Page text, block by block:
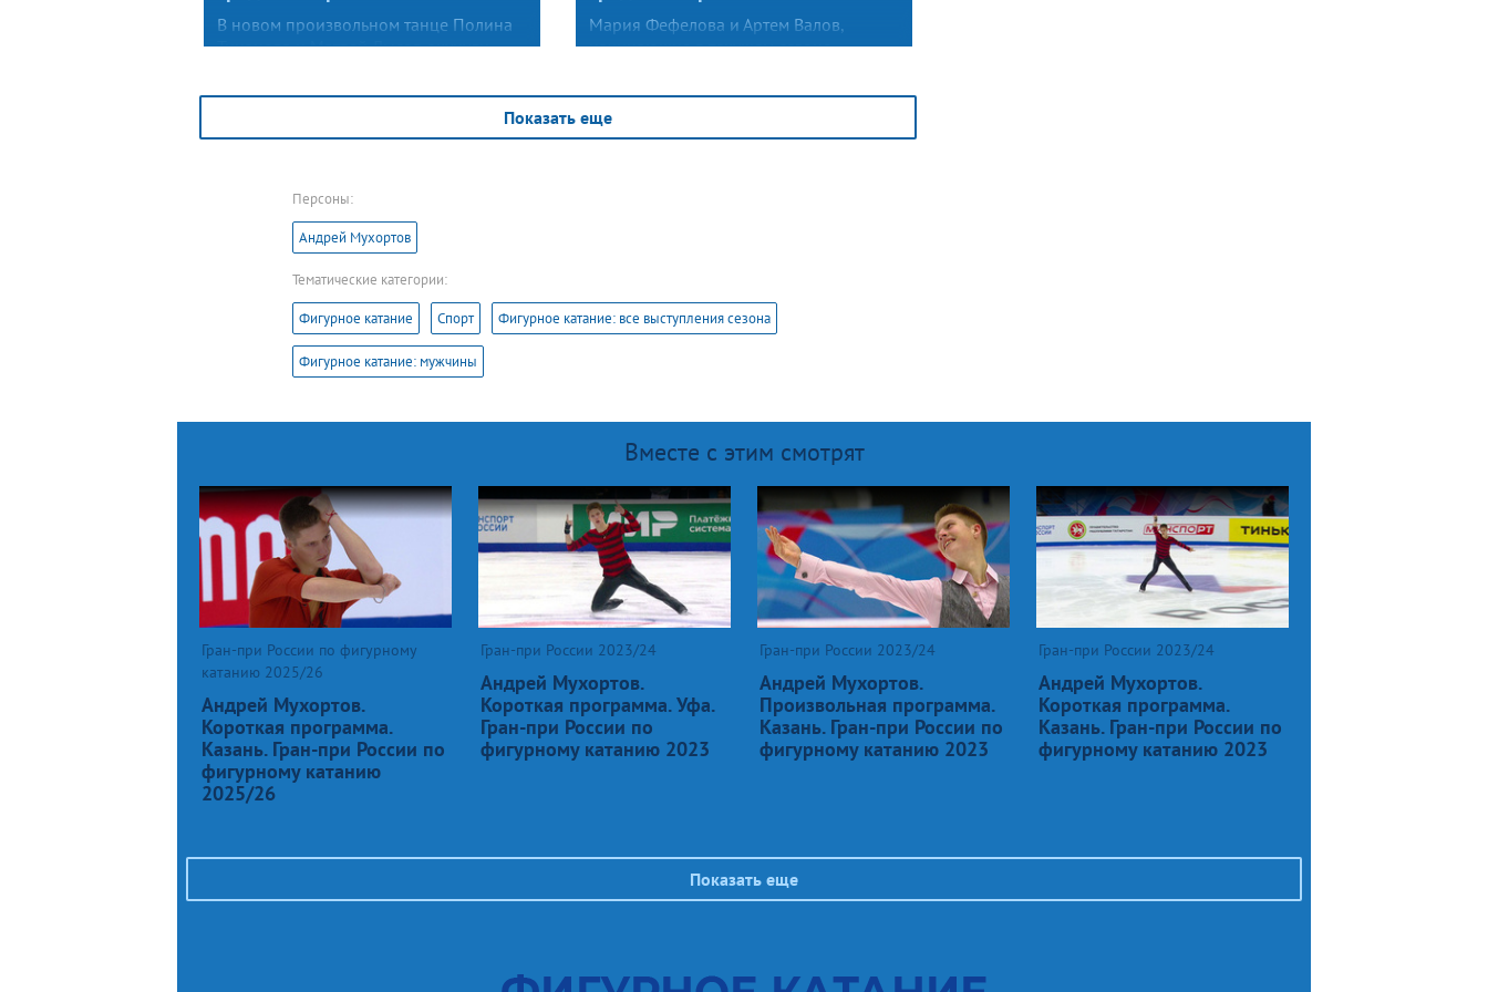
В новом произвольном танце Полина
Тихонова и Матвей Лысов окунули
безжалостного Средневековья
альтернативной реальности — на льду
была разыграна «Игра престолов».
Мария Фефелова и Артем Валов,
начинающие в текущем сезоне
второй день контрольных прокатов.
В произвольном танце фигуристы
объединили самую известную часть
Показать еще
Персоны:
Андрей Мухортов
Тематические категории:
Фигурное катание Спорт Фигурное катание: все выступления сезона
Фигурное катание: мужчины
Вместе с этим смотрят
Гран-при России по фигурному
катанию 2025/26
Андрей Мухортов.
Короткая программа.
Казань. Гран-при России по
фигурному катанию
2025/26
Гран-при России 2023/24
Андрей Мухортов.
Короткая программа. Уфа.
Гран-при России по
фигурному катанию 2023
Гран-при России 2023/24
Андрей Мухортов.
Произвольная программа.
Казань. Гран-при России по
фигурному катанию 2023
Гран-при России 2023/24
Андрей Мухортов.
Короткая программа.
Казань. Гран-при России по
фигурному катанию 2023
Показать еще